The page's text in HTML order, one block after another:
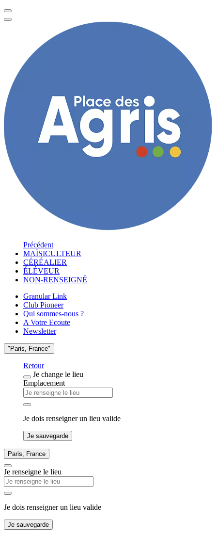
Précédent
MAÏSICULTEUR
CÉRÉALIER
ÉLÉVEUR
NON-RENSEIGNÉ
Granular Link
Club Pioneer
Qui sommes-nous ?
A Votre Ecoute
Newsletter
"Paris, France"
Retour
Je change le lieu
Emplacement
Je dois renseigner un lieu valide
Je sauvegarde
Paris, France
Je renseigne le lieu
Je dois renseigner un lieu valide
Je sauvegarde